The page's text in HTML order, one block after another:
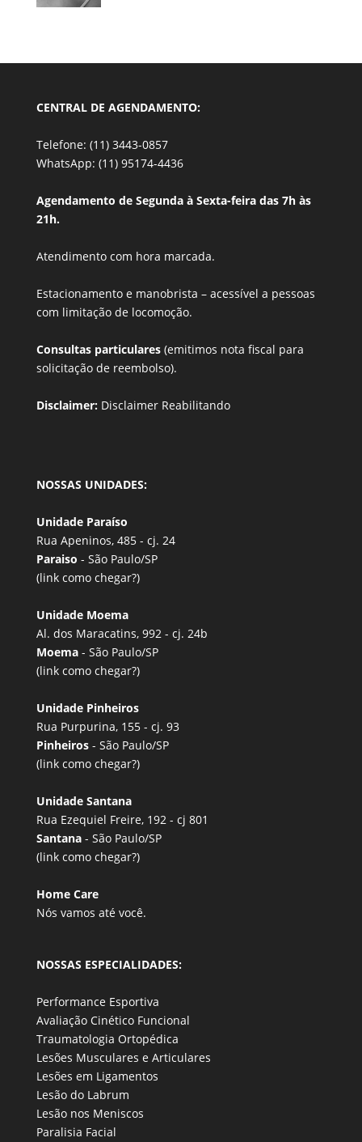
CENTRAL DE AGENDAMENTO:
Telefone: (11) 3443-0857
WhatsApp: (11) 95174-4436
Agendamento de Segunda à Sexta-feira das 7h às
21h.
Atendimento com hora marcada.
Estacionamento e manobrista – acessível a pessoas
com limitação de locomoção.
Consultas particulares (emitimos nota fiscal para
solicitação de reembolso).
Disclaimer: Disclaimer Reabilitando
NOSSAS UNIDADES:
Unidade Paraíso
Rua Apeninos, 485 - cj. 24
Paraiso - São Paulo/SP
(link como chegar?)
Unidade Moema
Al. dos Maracatins, 992 - cj. 24b
Moema - São Paulo/SP
(link como chegar?)
Unidade Pinheiros
Rua Purpurina, 155 - cj. 93
Pinheiros - São Paulo/SP
(link como chegar?)
Unidade Santana
Rua Ezequiel Freire, 192 - cj 801
Santana - São Paulo/SP
(link como chegar?)
Home Care
Nós vamos até você.
NOSSAS ESPECIALIDADES:
Performance Esportiva
Avaliação Cinético Funcional
Traumatologia Ortopédica
Lesões Musculares e Articulares
Lesões em Ligamentos
Lesão do Labrum
Lesão nos Meniscos
Paralisia Facial